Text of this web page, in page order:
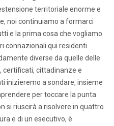
territoriale enorme e
noi continuiamo a formarci
e la prima cosa che vogliamo
connazionali qui residenti.
diverse da quelle delle
certificati, cittadinanze e
inizieremo a sondare, insieme
per toccare la punta
si riuscirà a risolvere in quattro
e di un esecutivo, è